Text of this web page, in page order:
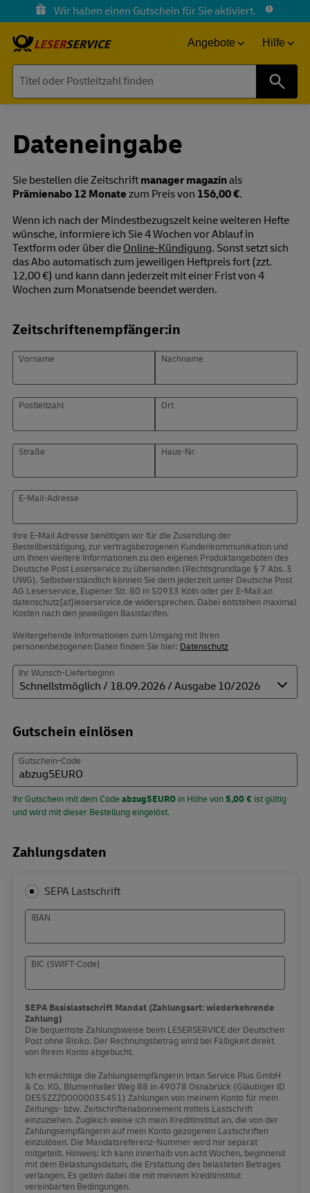
Wir haben einen Gutschein für Sie aktiviert.
Angebote Hilfe
Dateneingabe
Sie bestellen die Zeitschrift manager magazinals
Prämienabo 12 Monate zum Preis von 156,00 €.
Wenn ich nach der Mindestbezugszeit keine weiteren Hefte
wünsche, informiere ich Sie 4 Wochen vor Ablauf in
Textform oder über die Online-Kündigung. Sonst setzt sich
das Abo automatisch zum jeweiligen Heftpreis fort (zzt.
12,00 €) und kann dann jederzeit mit einer Frist von 4
Wochen zum Monatsende beendet werden.
Zeitschriftenempfänger:in
Vorname Nachname
Postleitzahl Ort
Straße Haus-Nr.
E-Mail-Adresse
Ihre E-Mail Adresse benötigen wir für die Zusendung der
Bestellbestätigung, zur vertragsbezogenen Kundenkommunikation und
um Ihnen weitere Informationen zu den eigenen Produktangeboten des
Deutsche Post Leserservice zu übersenden (Rechtsgrundlage § 7 Abs. 3
UWG). Selbstverständlich können Sie dem jederzeit unter Deutsche Post
AG Leserservice, Eupener Str. 80 in 50933 Köln oder per E-Mail an
datenschutz[at]leserservice.de widersprechen. Dabei entstehen maximal
Kosten nach den jeweiligen Basistarifen.
Weitergehende Informationen zum Umgang mit Ihren
personenbezogenen Daten finden Sie hier: Datenschutz
Ihr Wunsch-Lieferbeginn
Gutschein einlösen
Gutschein-Code
Ihr Gutschein mit dem Code abzug5EURO in Höhe von5,00 € ist gültig
und wird mit dieser Bestellung eingelöst.
Zahlungsdaten
SEPA Lastschrift
IBAN
BIC (SWIFT-Code)
SEPA Basislastschrift Mandat (Zahlungsart: wiederkehrende
Zahlung)
Die bequemste Zahlungsweise beim LESERSERVICE der Deutschen
Post ohne Risiko. Der Rechnungsbetrag wird bei Fälligkeit direkt
von Ihrem Konto abgebucht.
Ich ermächtige die Zahlungsempfängerin Intan Service Plus GmbH
& Co. KG, Blumenhaller Weg 88 in 49078 Osnabrück (Gläubiger ID
DE55ZZZ00000035451) Zahlungen von meinem Konto für mein
Zeitungs- bzw. Zeitschriftenabonnement mittels Lastschrift
einzuziehen. Zugleich weise ich mein Kreditinstitut an, die von der
Zahlungsempfängerin auf mein Konto gezogenen Lastschriften
einzulösen. Die Mandatsreferenz-Nummer wird mir separat
mitgeteilt. Hinweis: Ich kann innerhalb von acht Wochen, beginnend
mit dem Belastungsdatum, die Erstattung des belasteten Betrages
verlangen. Es gelten dabei die mit meinem Kreditinstitut
vereinbarten Bedingungen.